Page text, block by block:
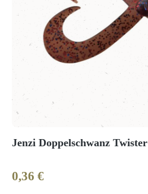
Jenzi Doppelschwanz Twister
Regulärer Preis:
0,36 €